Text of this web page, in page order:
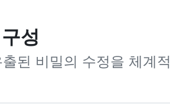
성
된 비밀의 수정을 체계적